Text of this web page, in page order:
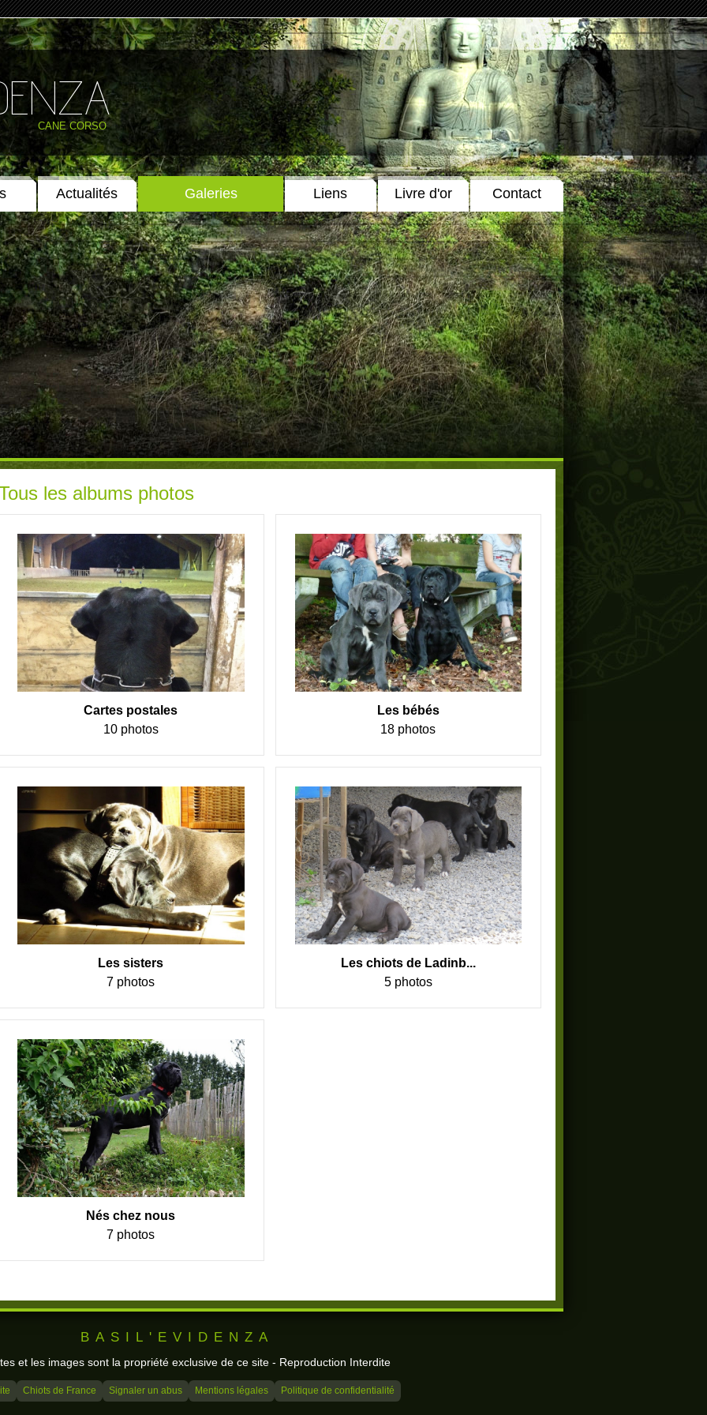
CANE CORSO
Actualités Galeries Liens Livre d'or Contact
Tous les albums photos
Cartes postales
10 photos
Les bébés
18 photos
Les sisters
7 photos
Les chiots de Ladinb...
5 photos
Nés chez nous
7 photos
BASIL'EVIDENZA
et les images sont la propriété exclusive de ce site - Reproduction Interdite
Chiots de France Signaler un abus Mentions légales Politique de confidentialité